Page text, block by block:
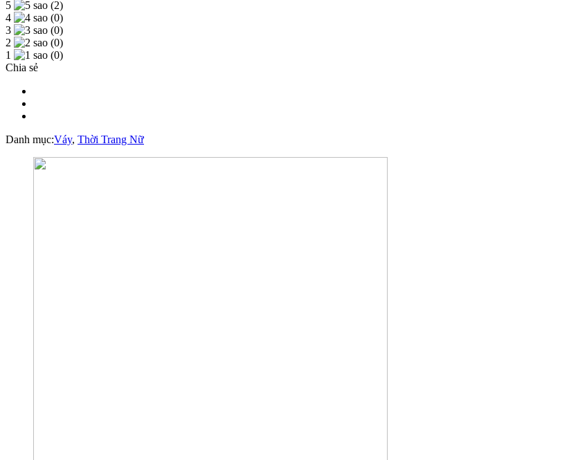
5
(2)
4
(0)
3
(0)
2
(0)
1
(0)
Chia sẻ
Danh mục:Váy, Thời Trang Nữ